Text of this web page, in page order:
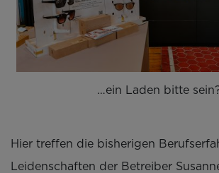
…ein Laden bitte
Hier treffen die bisherigen
Leidenschaften der Betreiber